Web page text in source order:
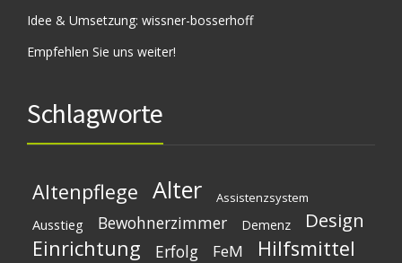
Idee & Umsetzung: wissner-bosserhoff
Empfehlen Sie uns weiter!
Schlagworte
Altenpflege Alter Assistenzsystem
Ausstieg Bewohnerzimmer Demenz Design
Einrichtung Erfolg FeM Hilfsmittel